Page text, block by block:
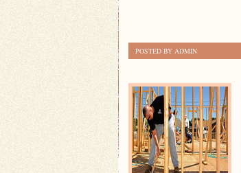
POSTED BY ADMIN